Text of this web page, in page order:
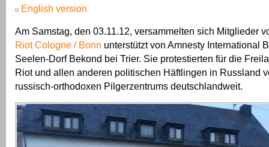
English version
Am Samstag, den 03.11.12, versammelten sich Mitglieder
Riot Cologne / Bonn unterstützt von Amnesty International
Seelen-Dorf Bekond bei Trier. Sie protestierten für die
Riot und allen anderen politischen Häftlingen in Russland
russisch-orthodoxen Pilgerzentrums deutschlandweit.